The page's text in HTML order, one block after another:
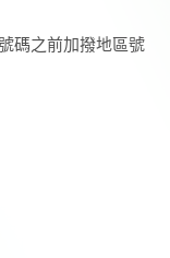
碼之前加撥地區號